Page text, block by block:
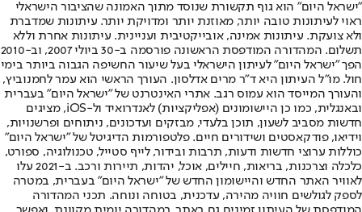
"ישראל היום" הוא גוף תקשורת שנוסד מתוך האמונה שהציבור הישראלי
ראוי לעיתונות טובה יותר, מאוזנת יותר ומדויקת יותר. עיתונות שמדברת
ולא צועקת. עיתונות אמינה, אובייקטיבית ועניינית. עיתונות אחרת וללא
תשלום. המהדורה המודפסת הראשונה פורסמה ב-30 ביולי 2007, וב-2010
הפך "ישראל היום" לעיתון הישראלי בעל שיעור החשיפה הגבוה ביותר בימי
חול. מו"ל העיתון היא ד"ר מרים אדלסון. העורך הראשי הוא עמר לחמנוביץ,
והעורך המייסד הוא עמוס רגב. אתרי האינטרנט של "ישראל היום" בעברית
ובאנגלית, כמו כן היישומונים (אפליקציות) לאנדרואיד ול-iOS, מציגים
חדשות מסביב לשעון, תוכן בלעדי, מבזקים ועדכונים, ניתוחים ופרשנויות,
וידיאו, פודקאסטים ושידורים חיים. פלטפורמות הדיגיטל של "ישראל היום"
כוללות ערוצי חדשות ודעות, תרבות ובידור, לייף סטייל, טכנולוגיה, ספורט,
כלכלה וצרכנות, בריאות, חיילים, אוכל, יהדות, תיירות ורכב. ב-2021 עלו
לאוויר האתר החדש והיישומון החדש של "ישראל היום" בעברית, במטרה
לספק לגולשים חוויה מהירה, עדכנית, בטוחה ונוחה. תכני המהדורה